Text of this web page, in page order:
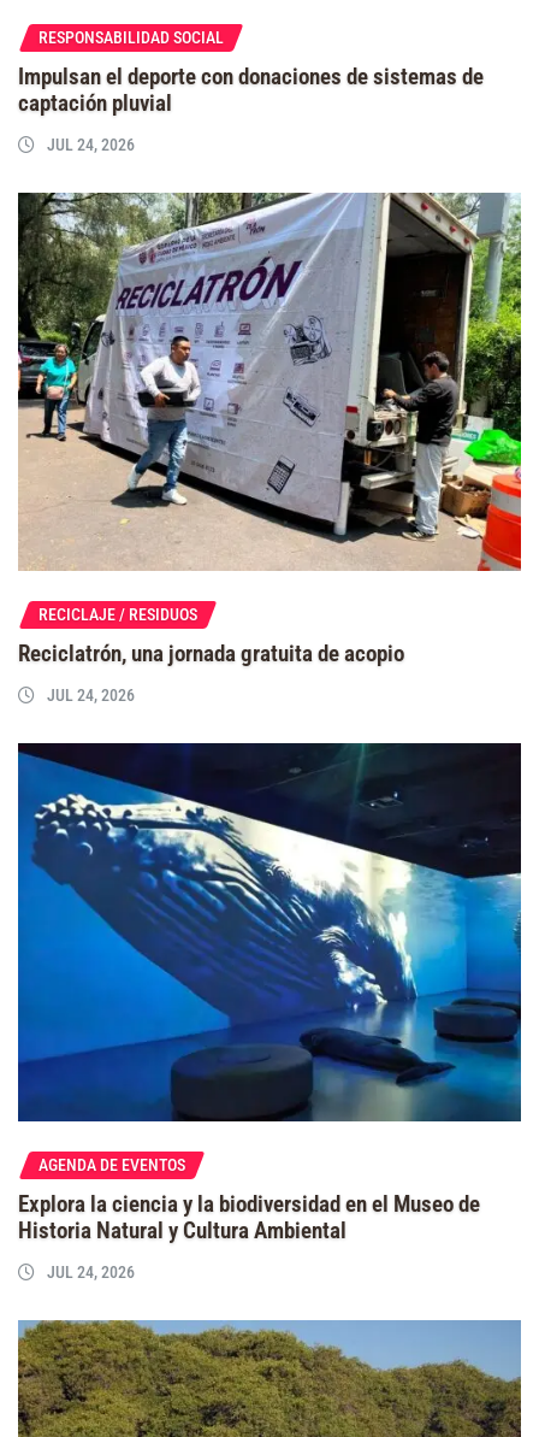
RESPONSABILIDAD SOCIAL
Impulsan el deporte con donaciones de sistemas de
captación pluvial
JUL 24, 2026
RECICLAJE / RESIDUOS
Reciclatrón, una jornada gratuita de acopio
JUL 24, 2026
AGENDA DE EVENTOS
Explora la ciencia y la biodiversidad en el Museo de
Historia Natural y Cultura Ambiental
JUL 24, 2026